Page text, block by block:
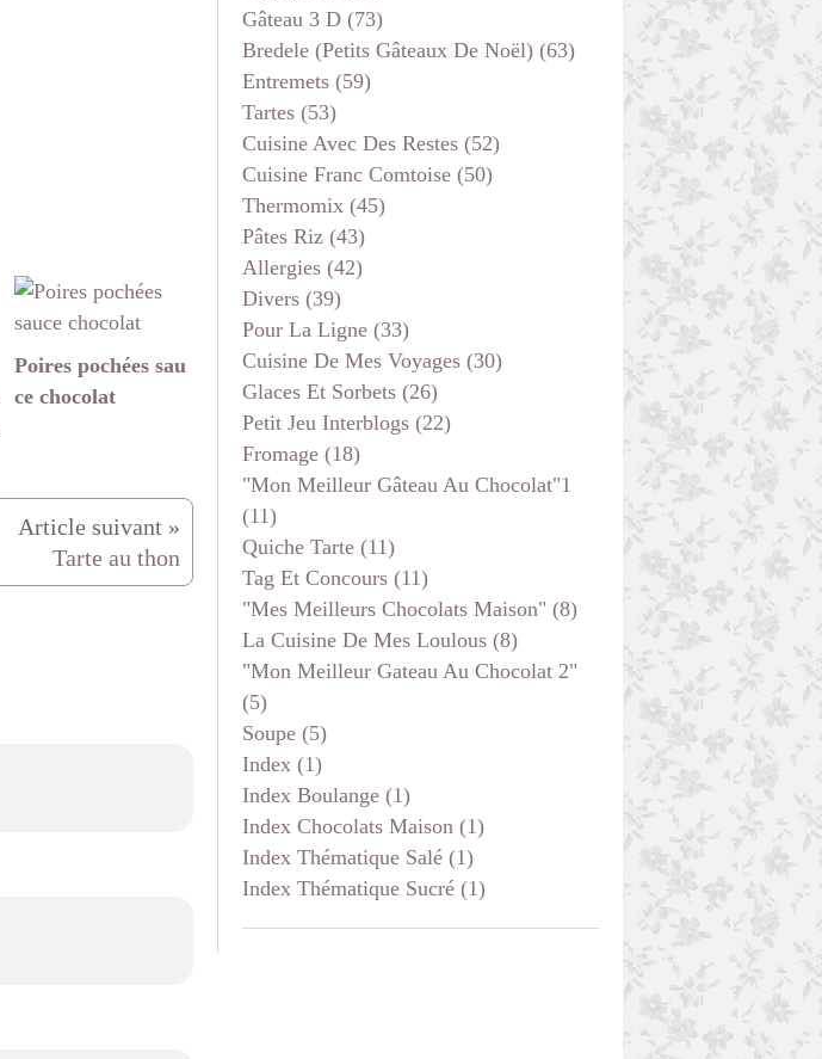
Poires pochées sau
ce chocolat
Tarte au thon
Gâteau 3 D (73)
Bredele (petits Gâteaux De Noël) (63)
Entremets (59)
Tartes (53)
Cuisine Avec Des Restes (52)
Cuisine Franc Comtoise (50)
Thermomix (45)
Pâtes Riz (43)
Allergies (42)
Divers (39)
Pour La Ligne (33)
Cuisine De Mes Voyages (30)
Glaces Et Sorbets (26)
Petit Jeu Interblogs (22)
Fromage (18)
"mon Meilleur Gâteau Au Chocolat"1
(11)
Quiche Tarte (11)
Tag Et Concours (11)
"mes Meilleurs Chocolats Maison" (8)
La Cuisine De Mes Loulous (8)
"mon Meilleur Gateau Au Chocolat 2"
(5)
Soupe (5)
Index (1)
Index Boulange (1)
Index Chocolats Maison (1)
Index Thématique Salé (1)
Index Thématique Sucré (1)